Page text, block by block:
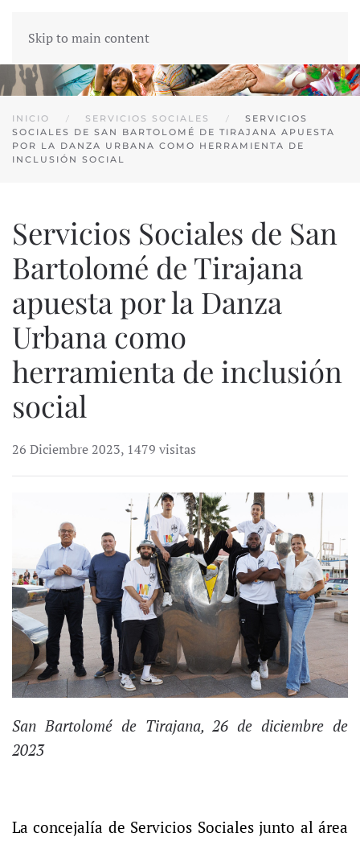
Skip to main content
INICIO SERVICIOS SOCIALES
SERVICIOS
SOCIALES DE SAN BARTOLOMÉ DE TIRAJANA APUESTA
POR LA DANZA URBANA COMO HERRAMIENTA DE
INCLUSIÓN SOCIAL
Servicios Sociales de San
Bartolomé de Tirajana
apuesta por la Danza
Urbana como
herramienta de inclusión
social
26 Diciembre 2023, 1479 visitas
San Bartolomé de Tirajana, 26 de diciembre de
2023
La concejalía de Servicios Sociales junto al área